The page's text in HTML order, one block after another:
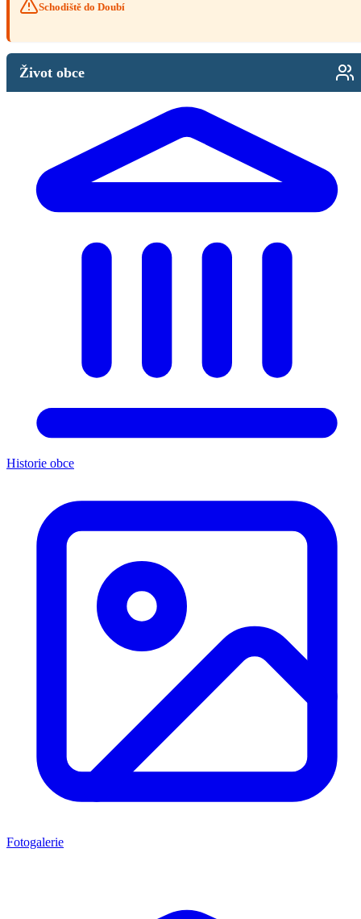
Schodiště do Doubí
Život obce
Historie obce
Fotogalerie